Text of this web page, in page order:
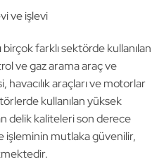
ve işlevi
farklı sektörde kullanılan
ve gaz arama araç ve
havacılık araçları ve motorlar
kullanılan yüksek
delik kaliteleri son derece
işleminin mutlaka güvenilir,